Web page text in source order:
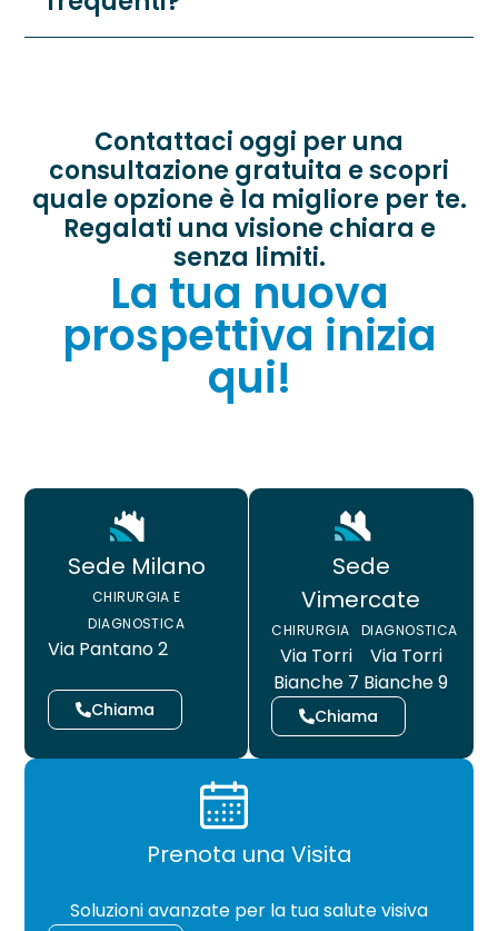
Contattaci oggi per una
consultazione gratuita e scopri
quale opzione è la migliore per te.
Regalati una visione chiara e
senza limiti.
La tua nuova
prospettiva inizia
qui!
Sede Milano
CHIRURGIA E
DIAGNOSTICA
Via Pantano 2
Chiama
Sede
Vimercate
CHIRURGIA
Via Torri
Bianche 7
DIAGNOSTICA
Via Torri
Bianche 9
Chiama
Prenota una Visita
Soluzioni avanzate per la tua salute visiva